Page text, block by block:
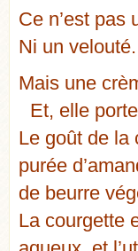
Ce n’est pas
Ni un velouté.
Mais une
Et, elle
Le goût de la
purée
de beurre
La courgette